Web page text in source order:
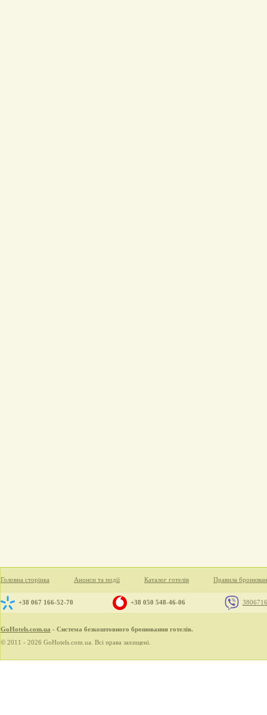
Головна сторінка Анонси та події Каталог готелів Правила
+38 067 166-52-70 +38 050 548-46-06
GoHotels.com.ua - Система безкоштовного бронювання готелів.
© 2011 - 2026 GoHotels.com.ua. Всі права захищені.